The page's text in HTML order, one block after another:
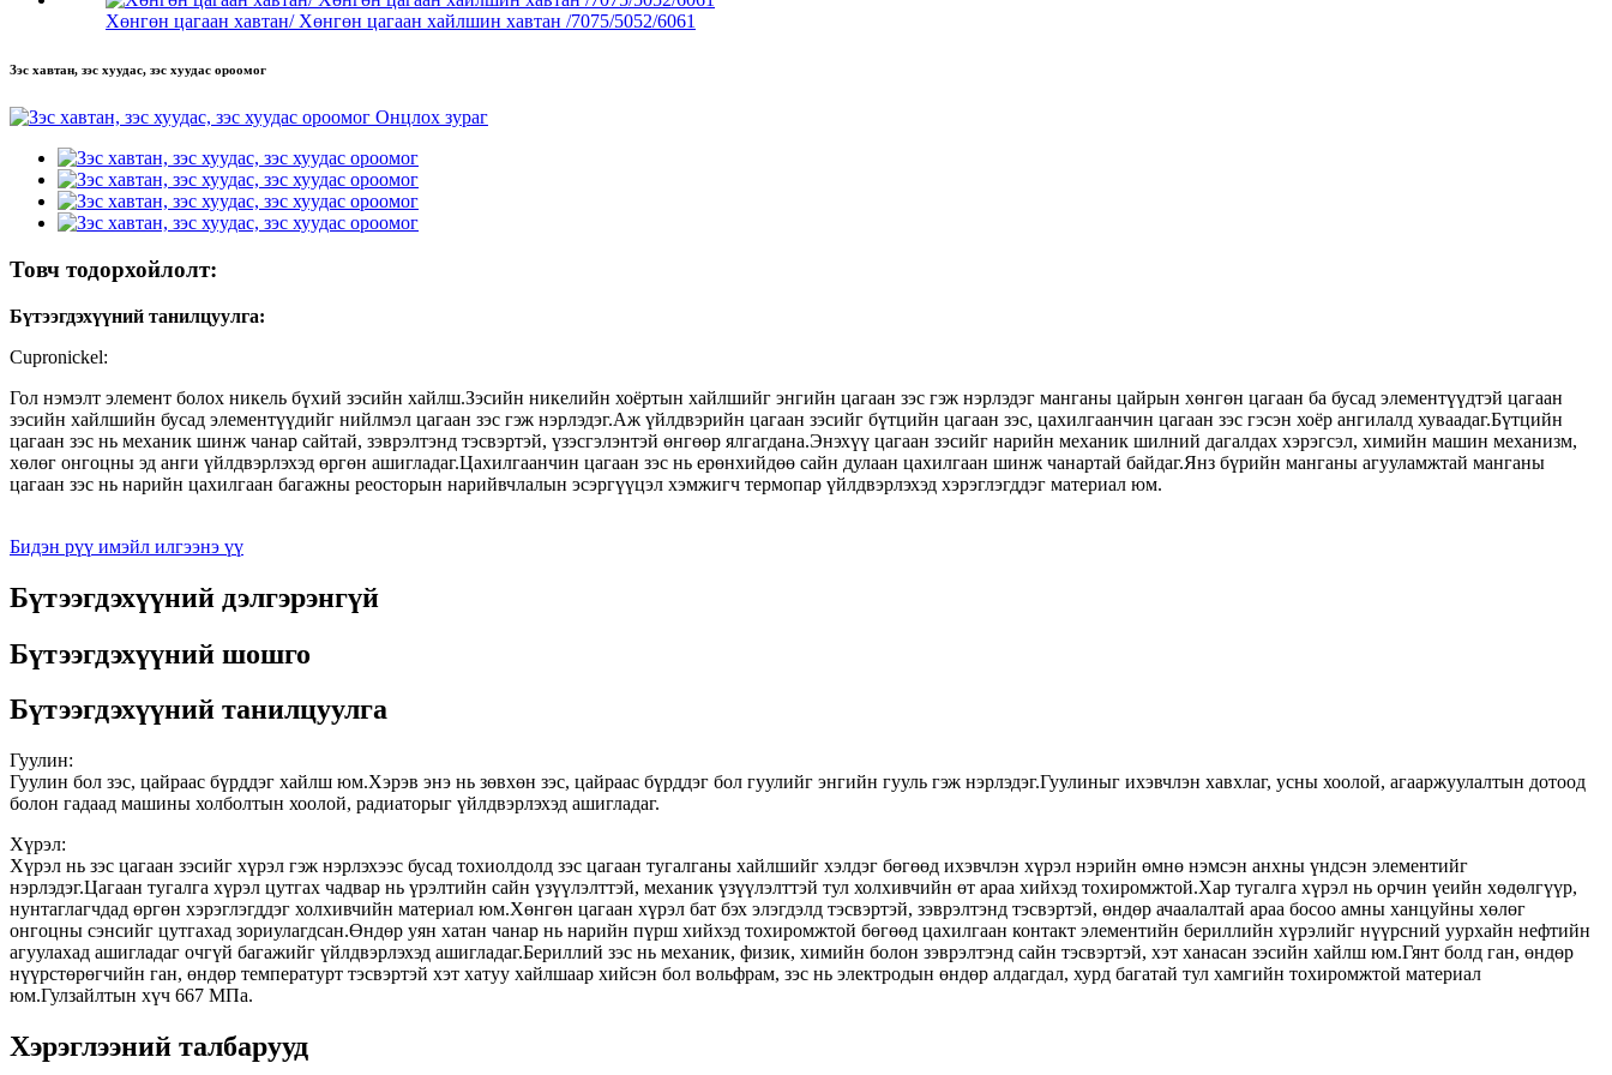
Хөнгөн цагаан хавтан/ Хөнгөн цагаан хайлшин хавтан /7075/5052/6061
Зэс хавтан, зэс хуудас, зэс хуудас ороомог
Товч тодорхойлолт:
Бүтээгдэхүүний танилцуулга:
Cupronickel:
Гол нэмэлт элемент болох никель бүхий зэсийн хайлш.Зэсийн никелийн хоёртын хайлшийг энгийн цагаан зэс гэж нэрлэдэг манганы цайрын хөнгөн цагаан ба бусад элементүүдтэй цагаан
зэсийн хайлшийн бусад элементүүдийг нийлмэл цагаан зэс гэж нэрлэдэг.Аж үйлдвэрийн цагаан зэсийг бүтцийн цагаан зэс, цахилгаанчин цагаан зэс гэсэн хоёр ангилалд хуваадаг.Бүтцийн
цагаан зэс нь механик шинж чанар сайтай, зэврэлтэнд тэсвэртэй, үзэсгэлэнтэй өнгөөр ​​ялгагдана.Энэхүү цагаан зэсийг нарийн механик шилний дагалдах хэрэгсэл, химийн машин механизм,
хөлөг онгоцны эд анги үйлдвэрлэхэд өргөн ашигладаг.Цахилгаанчин цагаан зэс нь ерөнхийдөө сайн дулаан цахилгаан шинж чанартай байдаг.Янз бүрийн манганы агууламжтай манганы
цагаан зэс нь нарийн цахилгаан багажны реосторын нарийвчлалын эсэргүүцэл хэмжигч термопар үйлдвэрлэхэд хэрэглэгддэг материал юм.
Бидэн рүү имэйл илгээнэ үү
Бүтээгдэхүүний дэлгэрэнгүй
Бүтээгдэхүүний шошго
Бүтээгдэхүүний танилцуулга
Гуулин:
Гуулин бол зэс, цайраас бүрддэг хайлш юм.Хэрэв энэ нь зөвхөн зэс, цайраас бүрддэг бол гуулийг энгийн гууль гэж нэрлэдэг.Гуулиныг ихэвчлэн хавхлаг, усны хоолой, агааржуулалтын дотоод
болон гадаад машины холболтын хоолой, радиаторыг үйлдвэрлэхэд ашигладаг.
Хүрэл:
Хүрэл нь зэс цагаан зэсийг хүрэл гэж нэрлэхээс бусад тохиолдолд зэс цагаан тугалганы хайлшийг хэлдэг бөгөөд ихэвчлэн хүрэл нэрийн өмнө нэмсэн анхны үндсэн элементийг
нэрлэдэг.Цагаан тугалга хүрэл цутгах чадвар нь үрэлтийн сайн үзүүлэлттэй, механик үзүүлэлттэй тул холхивчийн өт араа хийхэд тохиромжтой.Хар тугалга хүрэл нь орчин үеийн хөдөлгүүр,
нунтаглагчдад өргөн хэрэглэгддэг холхивчийн материал юм.Хөнгөн цагаан хүрэл бат бэх элэгдэлд тэсвэртэй, зэврэлтэнд тэсвэртэй, өндөр ачаалалтай араа босоо амны ханцуйны хөлөг
онгоцны сэнсийг цутгахад зориулагдсан.Өндөр уян хатан чанар нь нарийн пүрш хийхэд тохиромжтой бөгөөд цахилгаан контакт элементийн бериллийн хүрэлийг нүүрсний уурхайн нефтийн
агуулахад ашигладаг очгүй багажийг үйлдвэрлэхэд ашигладаг.Бериллий зэс нь механик, физик, химийн болон зэврэлтэнд сайн тэсвэртэй, хэт ханасан зэсийн хайлш юм.Гянт болд ган, өндөр
нүүрстөрөгчийн ган, өндөр температурт тэсвэртэй хэт хатуу хайлшаар хийсэн бол вольфрам, зэс нь электродын өндөр алдагдал, хурд багатай тул хамгийн тохиромжтой материал
юм.Гулзайлтын хүч 667 МПа.
Хэрэглээний талбарууд